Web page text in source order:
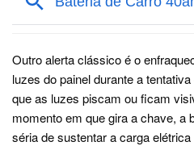
Outro alerta clássico é o
luzes do painel durante a
que as luzes piscam ou ficam
momento em que gira a chave, a
séria de sustentar a carga